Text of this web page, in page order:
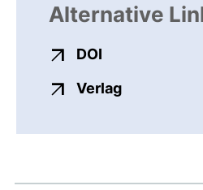
Alternative
DOI
Verlagexterner